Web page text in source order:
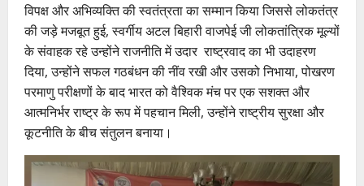
विपक्ष और अभिव्यक्ति की स्वतंत्रता का सम्मान किया जिससे लोकतंत्र
की जड़े मजबूत हुई, स्वर्गीय अटल बिहारी वाजपेई जी लोकतांत्रिक मूल्यों
के संवाहक रहे उन्होंने राजनीति में उदार राष्ट्रवाद का भी उदाहरण
दिया, उन्होंने सफल गठबंधन की नींव रखी और उसको निभाया, पोखरण
परमाणु परीक्षणों के बाद भारत को वैश्विक मंच पर एक सशक्त और
आत्मनिर्भर राष्ट्र के रूप में पहचान मिली, उन्होंने राष्ट्रीय सुरक्षा और
कूटनीति के बीच संतुलन बनाया।